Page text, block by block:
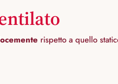
rispetto a quello